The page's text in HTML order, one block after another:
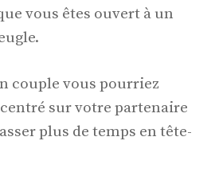
vous êtes ouvert à un
couple vous pourriez
sur votre partenaire
plus de temps en tête-